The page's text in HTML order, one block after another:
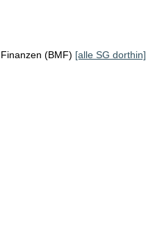
(BMF) [alle SG dorthin]